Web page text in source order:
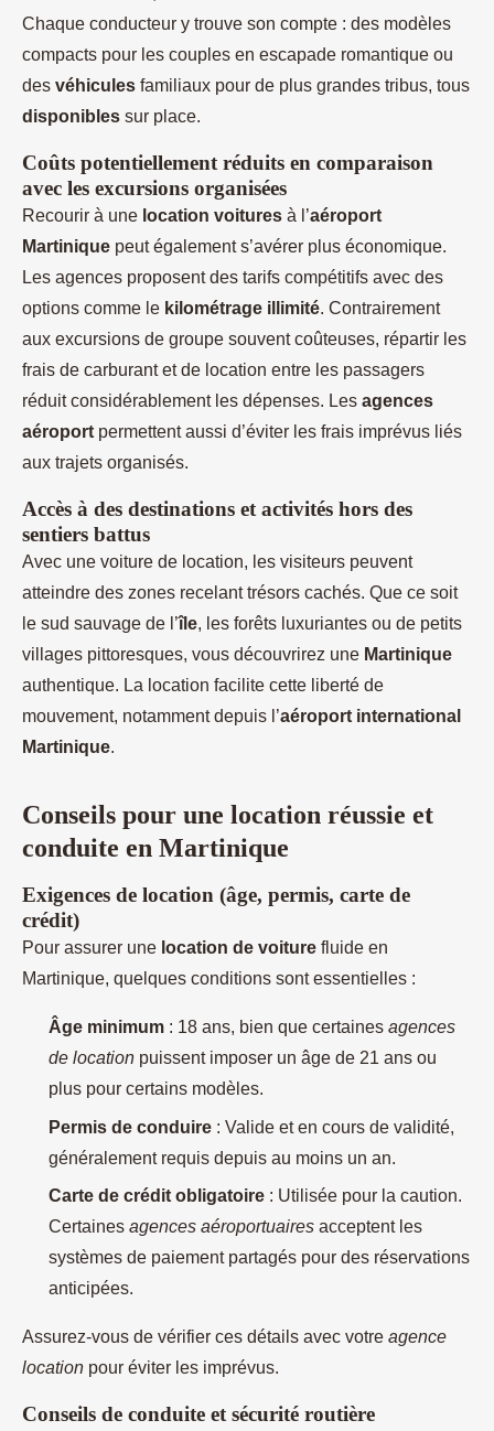
Chaque conducteur y trouve son compte : des modèles
compacts pour les couples en escapade romantique ou
des véhicules familiaux pour de plus grandes tribus, tous
disponibles sur place.
Coûts potentiellement réduits en comparaison
avec les excursions organisées
Recourir à une location voitures à l’aéroport
Martinique peut également s’avérer plus économique.
Les agences proposent des tarifs compétitifs avec des
options comme le kilométrage illimité. Contrairement
aux excursions de groupe souvent coûteuses, répartir les
frais de carburant et de location entre les passagers
réduit considérablement les dépenses. Les agences
aéroport permettent aussi d’éviter les frais imprévus liés
aux trajets organisés.
Accès à des destinations et activités hors des
sentiers battus
Avec une voiture de location, les visiteurs peuvent
atteindre des zones recelant trésors cachés. Que ce soit
le sud sauvage de l’île, les forêts luxuriantes ou de petits
villages pittoresques, vous découvrirez une Martinique
authentique. La location facilite cette liberté de
mouvement, notamment depuis l’aéroport international
Martinique.
Conseils pour une location réussie et
conduite en Martinique
Exigences de location (âge, permis, carte de
crédit)
Pour assurer une location de voiture fluide en
Martinique, quelques conditions sont essentielles :
Âge minimum : 18 ans, bien que certaines agences
de location puissent imposer un âge de 21 ans ou
plus pour certains modèles.
Permis de conduire : Valide et en cours de validité,
généralement requis depuis au moins un an.
Carte de crédit obligatoire : Utilisée pour la caution.
Certaines agences aéroportuaires acceptent les
systèmes de paiement partagés pour des réservations
anticipées.
Assurez-vous de vérifier ces détails avec votre agence
location pour éviter les imprévus.
Conseils de conduite et sécurité routière